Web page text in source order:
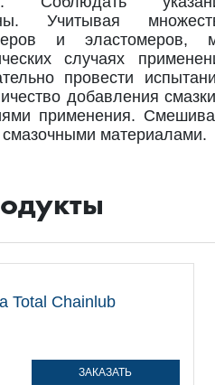
Учитывая
и эластомеров,
случаях
провести
добавления
применения.
материалами.
ЗАКАЗАТЬ